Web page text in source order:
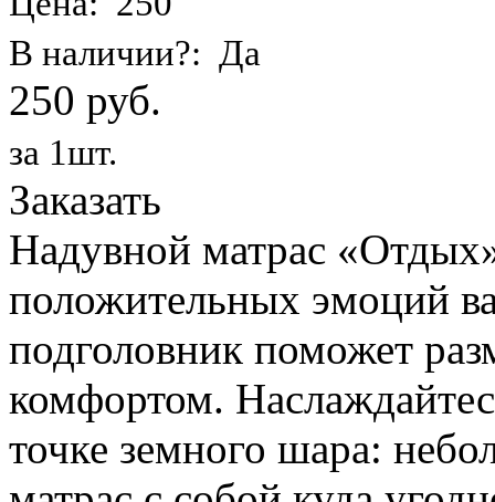
В наличии?: Да
250 руб.
за 1шт.
Заказать
Надувной матрас
положительных эмоций
подголовник поможет
комфортом.
точке земного шара: